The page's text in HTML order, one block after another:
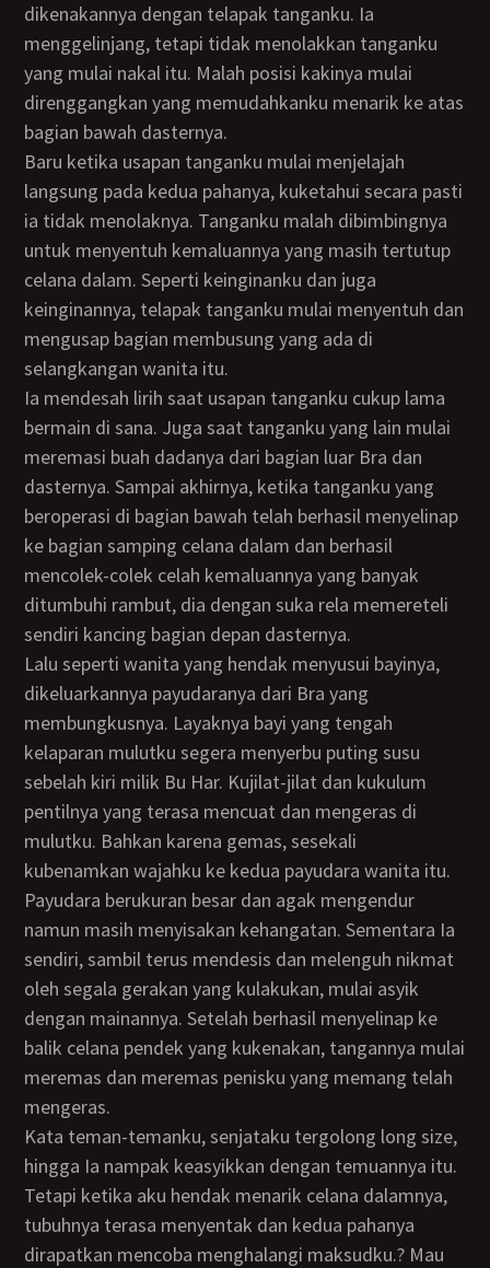
dikenakannya dengan telapak tanganku. Ia
menggelinjang, tetapi tidak menolakkan tanganku
yang mulai nakal itu. Malah posisi kakinya mulai
direnggangkan yang memudahkanku menarik ke atas
bagian bawah dasternya.
Baru ketika usapan tanganku mulai menjelajah
langsung pada kedua pahanya, kuketahui secara pasti
ia tidak menolaknya. Tanganku malah dibimbingnya
untuk menyentuh kemaluannya yang masih tertutup
celana dalam. Seperti keinginanku dan juga
keinginannya, telapak tanganku mulai menyentuh dan
mengusap bagian membusung yang ada di
selangkangan wanita itu.
Ia mendesah lirih saat usapan tanganku cukup lama
bermain di sana. Juga saat tanganku yang lain mulai
meremasi buah dadanya dari bagian luar Bra dan
dasternya. Sampai akhirnya, ketika tanganku yang
beroperasi di bagian bawah telah berhasil menyelinap
ke bagian samping celana dalam dan berhasil
mencolek-colek celah kemaluannya yang banyak
ditumbuhi rambut, dia dengan suka rela memereteli
sendiri kancing bagian depan dasternya.
Lalu seperti wanita yang hendak menyusui bayinya,
dikeluarkannya payudaranya dari Bra yang
membungkusnya. Layaknya bayi yang tengah
kelaparan mulutku segera menyerbu puting susu
sebelah kiri milik Bu Har. Kujilat-jilat dan kukulum
pentilnya yang terasa mencuat dan mengeras di
mulutku. Bahkan karena gemas, sesekali
kubenamkan wajahku ke kedua payudara wanita itu.
Payudara berukuran besar dan agak mengendur
namun masih menyisakan kehangatan. Sementara Ia
sendiri, sambil terus mendesis dan melenguh nikmat
oleh segala gerakan yang kulakukan, mulai asyik
dengan mainannya. Setelah berhasil menyelinap ke
balik celana pendek yang kukenakan, tangannya mulai
meremas dan meremas penisku yang memang telah
mengeras.
Kata teman-temanku, senjataku tergolong long size,
hingga Ia nampak keasyikkan dengan temuannya itu.
Tetapi ketika aku hendak menarik celana dalamnya,
tubuhnya terasa menyentak dan kedua pahanya
dirapatkan mencoba menghalangi maksudku.? Mau